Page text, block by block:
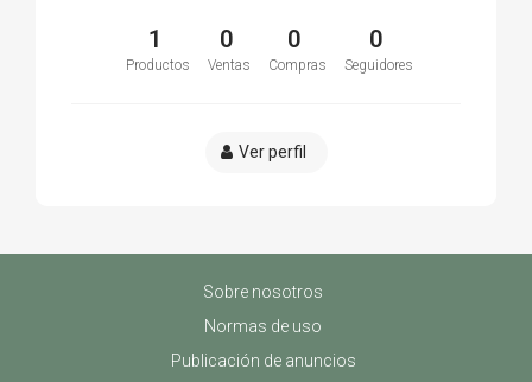
1
Productos
0
Ventas
0
Compras
0
Seguidores
Ver perfil
Sobre nosotros
Normas de uso
Publicación de anuncios